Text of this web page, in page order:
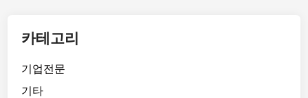
카테고리
기업전문
기타